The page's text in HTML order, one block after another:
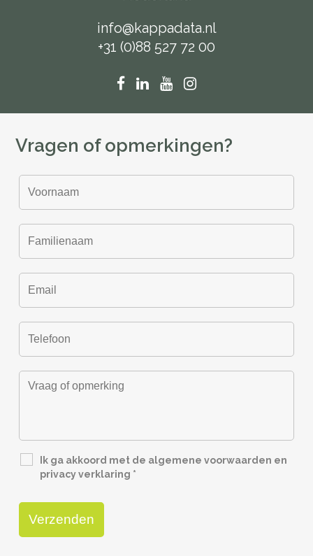
info@kappadata.nl
+31 (0)88 527 72 00
Vragen of opmerkingen?
Ik ga akkoord met de algemene voorwaarden en
privacy verklaring *